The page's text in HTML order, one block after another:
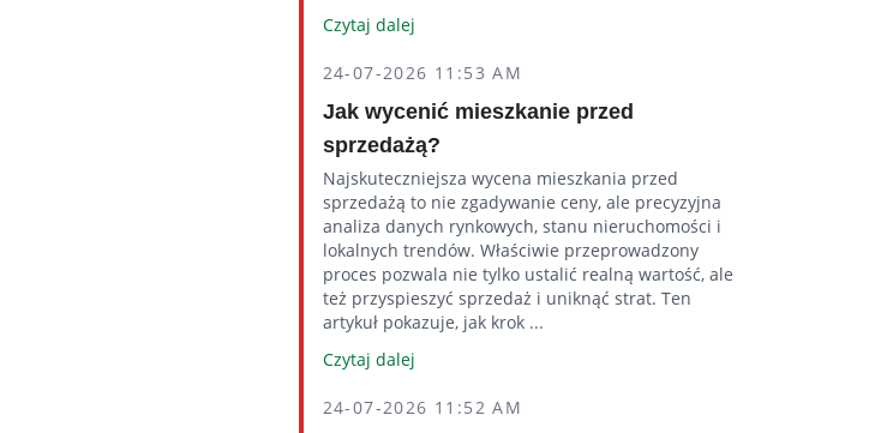
Czytaj dalej
24-07-2026 11:53 AM
Jak wycenić mieszkanie przed
sprzedażą?
Najskuteczniejsza wycena mieszkania przed
sprzedażą to nie zgadywanie ceny, ale precyzyjna
analiza danych rynkowych, stanu nieruchomości i
lokalnych trendów. Właściwie przeprowadzony
proces pozwala nie tylko ustalić realną wartość, ale
też przyspieszyć sprzedaż i uniknąć strat. Ten
artykuł pokazuje, jak krok ...
Czytaj dalej
24-07-2026 11:52 AM